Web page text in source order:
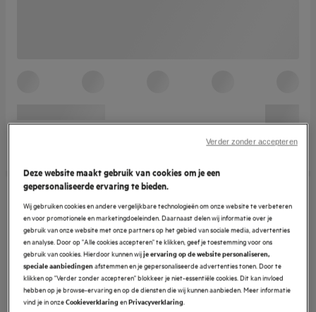
Deze website maakt gebruik van cookies om je een
gepersonaliseerde ervaring te bieden.
Wij gebruiken cookies en andere vergelijkbare technologieën om onze website te verbeteren
en voor promotionele en marketingdoeleinden. Daarnaast delen wij informatie over je
gebruik van onze website met onze partners op het gebied van sociale media, advertenties
en analyse. Door op "Alle cookies accepteren" te klikken, geef je toestemming voor ons
gebruik van cookies. Hierdoor kunnen wijje ervaring op de website personaliseren,
speciale aanbiedingen afstemmen en je gepersonaliseerde advertenties tonen. Door te
klikken op "Verder zonder accepteren" blokkeer je niet-essentiële cookies. Dit kan invloed
hebben op je browse-ervaring en op de diensten die wij kunnen aanbieden. Meer informatie
vind je in onzeCookieverklaringenPrivacyverklaring.
Verder zonder accepteren